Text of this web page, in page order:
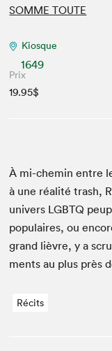
SOMME TOUTE
Kiosque
1649
Prix
19.95$
À mi-chemin entre
à une réal­ité trash,
univers LGBTQ
pop­u­laires, ou
grand lièvre, y a
ments au plus près
Récits